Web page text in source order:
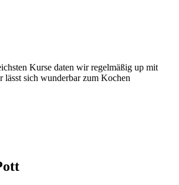
Kurse daten wir regelmäßig up mit
lässt sich wunderbar zum Kochen